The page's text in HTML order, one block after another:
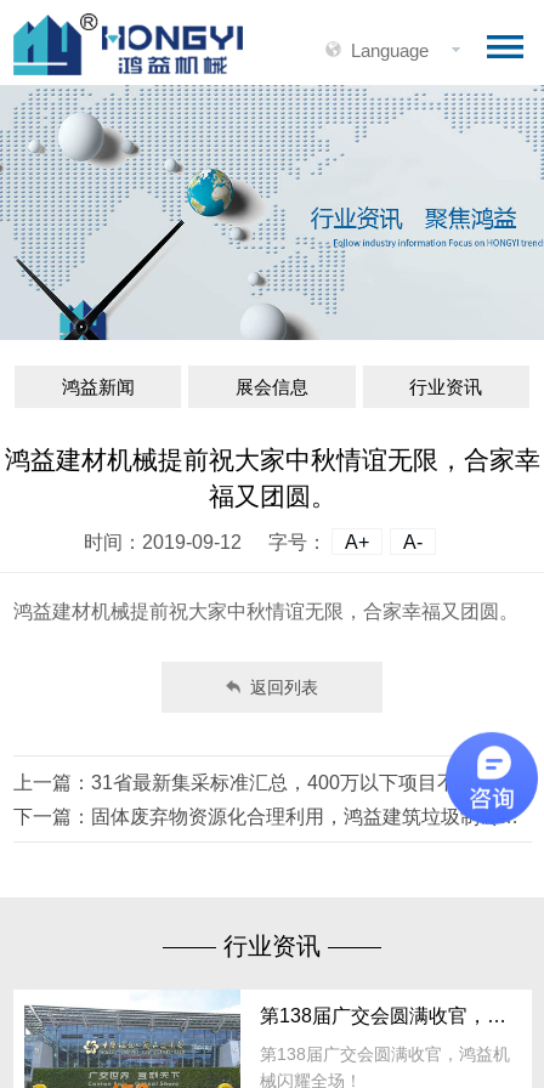
Language
鸿益新闻 展会信息 行业资讯
鸿益建材机械提前祝大家中秋情谊无限，合家幸
福又团圆。
时间：2019-09-12 字号： A+ A-
鸿益建材机械提前祝大家中秋情谊无限，合家幸福又团圆。
返回列表
上一篇：31省最新集采标准汇总，400万以下项目不用公开招标！
下一篇：固体废弃物资源化合理利用，鸿益建筑垃圾制砖生产线助力共建绿色生态文明
行业资讯
第138届广交会圆满收官，鸿益机
械闪耀全场！